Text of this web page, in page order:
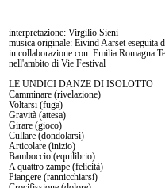
interpretazione: Virgilio Sieni
musica originale: Eivind Aarset eseguita
in collaborazione con: Emilia Romagna
nell'ambito di Vie Festival
LE UNDICI DANZE DI ISOLOTTO
Camminare (rivelazione)
Voltarsi (fuga)
Gravità (attesa)
Girare (gioco)
Cullare (dondolarsi)
Articolare (inizio)
Bamboccio (equilibrio)
A quattro zampe (felicità)
Piangere (rannicchiarsi)